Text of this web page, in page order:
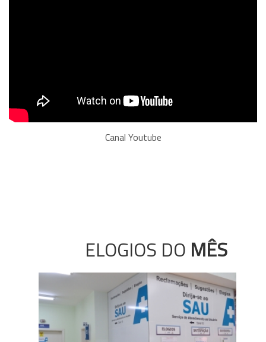
Canal Youtube
ELOGIOS DO MÊS